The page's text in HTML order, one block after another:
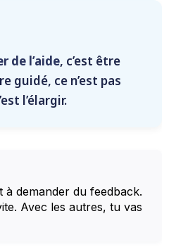
de l’aide, c’est être
guidé, ce n’est pas
l’élargir.
à demander du feedback.
Avec les autres, tu vas